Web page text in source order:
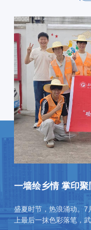
一墙绘乡情 掌印聚
盛夏时节，热浪涌动。7
上最后一抹色彩落笔，